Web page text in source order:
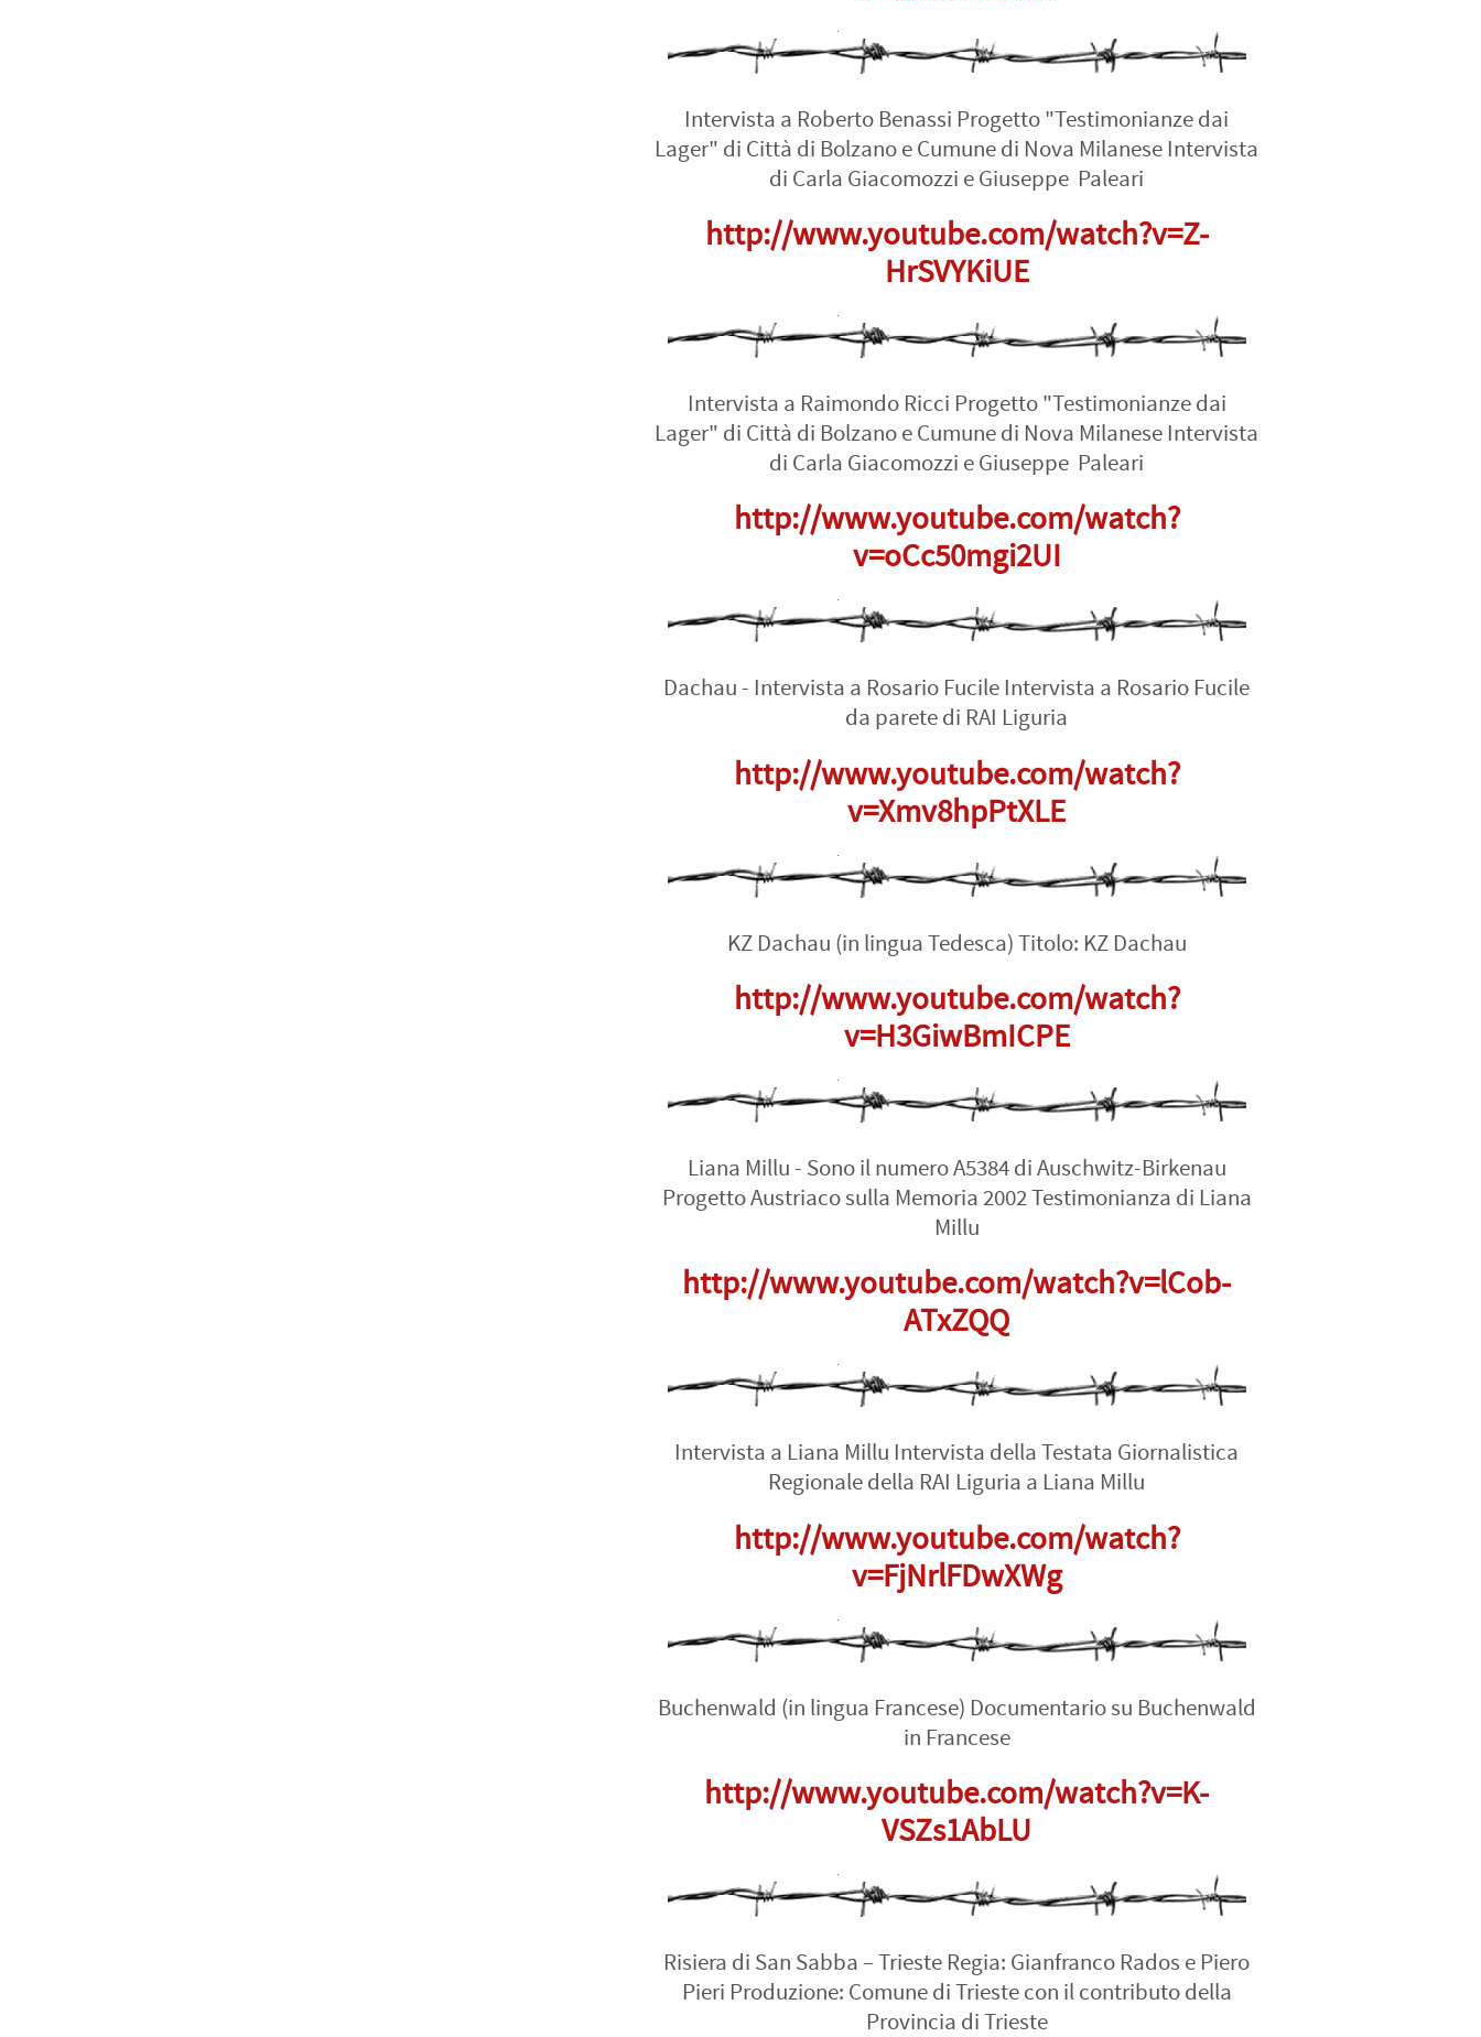
Intervista a Roberto Benassi Progetto "Testimonianze dai
Lager" di Città di Bolzano e Cumune di Nova Milanese Intervista
di Carla Giacomozzi e Giuseppe Paleari
http://www.youtube.com/watch?v=Z-
HrSVYKiUE
Intervista a Raimondo Ricci Progetto "Testimonianze dai
Lager" di Città di Bolzano e Cumune di Nova Milanese Intervista
di Carla Giacomozzi e Giuseppe Paleari
http://www.youtube.com/watch?
v=oCc50mgi2UI
Dachau - Intervista a Rosario Fucile Intervista a Rosario Fucile
da parete di RAI Liguria
http://www.youtube.com/watch?
v=Xmv8hpPtXLE
KZ Dachau (in lingua Tedesca) Titolo: KZ Dachau
http://www.youtube.com/watch?
v=H3GiwBmICPE
Liana Millu - Sono il numero A5384 di Auschwitz-Birkenau
Progetto Austriaco sulla Memoria 2002 Testimonianza di Liana
Millu
http://www.youtube.com/watch?v=lCob-
ATxZQQ
Intervista a Liana Millu Intervista della Testata Giornalistica
Regionale della RAI Liguria a Liana Millu
http://www.youtube.com/watch?
v=FjNrlFDwXWg
Buchenwald (in lingua Francese) Documentario su Buchenwald
in Francese
http://www.youtube.com/watch?v=K-
VSZs1AbLU
Risiera di San Sabba – Trieste Regia: Gianfranco Rados e Piero
Pieri Produzione: Comune di Trieste con il contributo della
Provincia di Trieste